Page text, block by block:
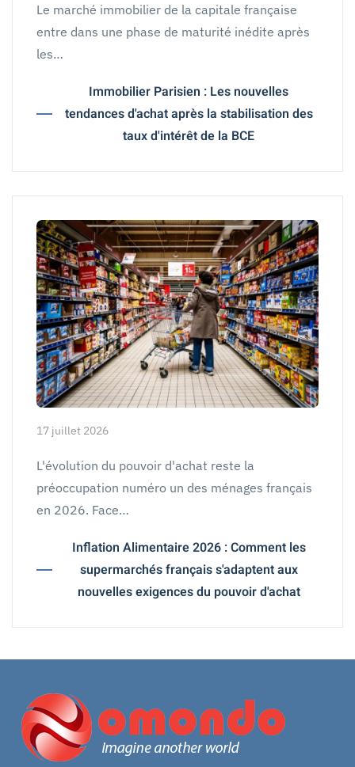
Le marché immobilier de la capitale française
entre dans une phase de maturité inédite après
les…
Immobilier Parisien : Les nouvelles
tendances d'achat après la stabilisation des
taux d'intérêt de la BCE
17 juillet 2026
L'évolution du pouvoir d'achat reste la
préoccupation numéro un des ménages français
en 2026. Face…
Inflation Alimentaire 2026 : Comment les
supermarchés français s'adaptent aux
nouvelles exigences du pouvoir d'achat